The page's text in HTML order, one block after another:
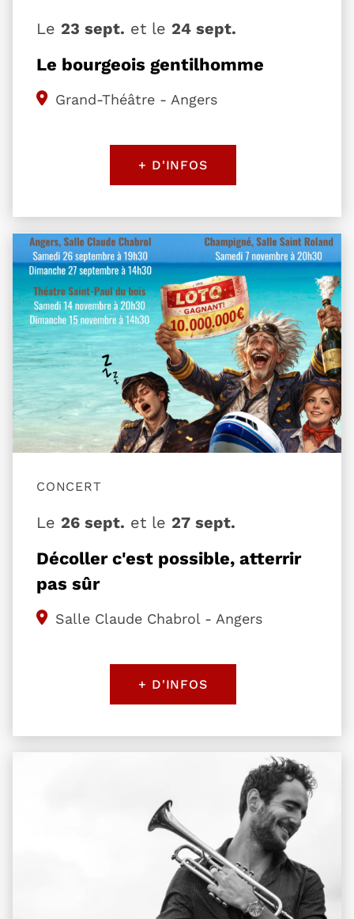
Le bourgeois gentilhomme
Le 23 sept. et le 24 sept.
Grand-Théâtre - Angers
+ D'INFOS
Décoller c'est possible, atterrir
pas sûr
CONCERT
Le 26 sept. et le 27 sept.
Salle Claude Chabrol - Angers
+ D'INFOS
Plus d'information sur l'évènement Décoller
Plus d'information sur l'évènement